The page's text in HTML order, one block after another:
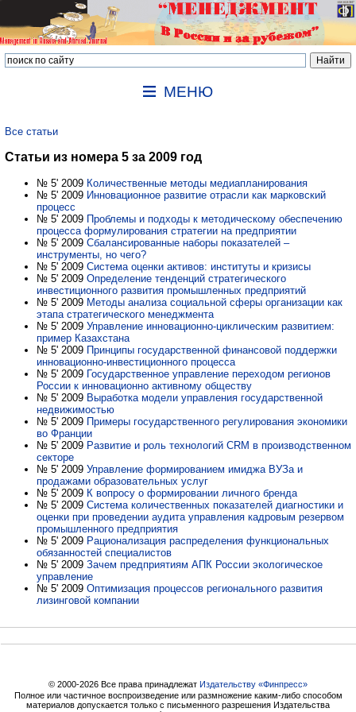
МЕНЮ
Все статьи
Статьи из номера 5 за 2009 год
№ 5' 2009 Количественные методы медиапланирования
№ 5' 2009 Инновационное развитие отрасли как марковский
процесс
№ 5' 2009 Проблемы и подходы к методическому обеспечению
процесса формулирования стратегии на предприятии
№ 5' 2009 Сбалансированные наборы показателей –
инструменты, но чего?
№ 5' 2009 Система оценки активов: институты и кризисы
№ 5' 2009 Определение тенденций стратегического
инвестиционного развития промышленных предприятий
№ 5' 2009 Методы анализа социальной сферы организации как
этапа cтратегического менеджмента
№ 5' 2009 Управление инновационно-циклическим развитием:
пример Казахстана
№ 5' 2009 Принципы государственной финансовой поддержки
инновационно-инвестиционного процесса
№ 5' 2009 Государственное управление переходом регионов
России к инновационно активному обществу
№ 5' 2009 Выработка модели управления государственной
недвижимостью
№ 5' 2009 Примеры государственного регулирования экономики
во Франции
№ 5' 2009 Развитие и роль технологий CRM в производственном
секторе
№ 5' 2009 Управление формированием имиджа ВУЗа и
продажами образовательных услуг
№ 5' 2009 К вопросу о формировании личного бренда
№ 5' 2009 Система количественных показателей диагностики и
оценки при проведении аудита управления кадровым резервом
промышленного предприятия
№ 5' 2009 Рационализация распределения функциональных
обязанностей специалистов
№ 5' 2009 Зачем предприятиям АПК России экологическое
управление
№ 5' 2009 Оптимизация процессов регионального развития
лизинговой компании
© 2000-2026 Все права принадлежат Издательству «Финпресс»
Полное или частичное воспроизведение или размножение каким-либо способом
материалов допускается только с письменного разрешения Издательства